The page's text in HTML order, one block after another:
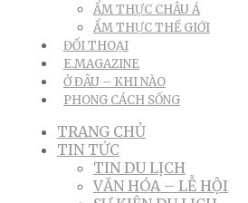
ẨM THỰC CHÂU Á
ẨM THỰC THẾ GIỚI
ĐỐI THOẠI
E.MAGAZINE
Ở ĐÂU – KHI NÀO
PHONG CÁCH SỐNG
TRANG CHỦ
TIN TỨC
TIN DU LỊCH
VĂN HÓA – LỄ HỘI